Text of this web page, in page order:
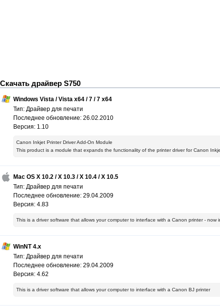
Скачать драйвер S750
Windows Vista / Vista x64 / 7 / 7 x64
Тип: Драйвер для печати
Последнее обновление: 26.02.2010
Версия: 1.10
Canon Inkjet Printer Driver Add-On Module
This product is a module that expands the functionality of the printer driver for Canon
Mac OS X 10.2 / X 10.3 / X 10.4 / X 10.5
Тип: Драйвер для печати
Последнее обновление: 29.04.2009
Версия: 4.83
This is a driver software that allows your computer to interface with a Canon printer - now
WinNT 4.x
Тип: Драйвер для печати
Последнее обновление: 29.04.2009
Версия: 4.62
This is a driver software that allows your computer to interface with a Canon BJ printer